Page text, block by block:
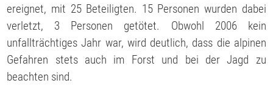
ereignet, mit 25 Beteiligten. 15 Personen wurden dabei
verletzt, 3 Personen getötet. Obwohl 2006 kein
unfallträchtiges Jahr war, wird deutlich, dass die alpinen
Gefahren stets auch im Forst und bei der Jagd zu
beachten sind.